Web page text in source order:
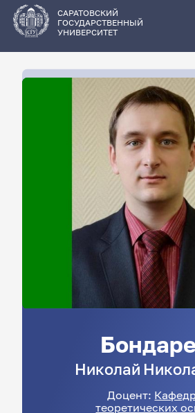
основному
содержанию
САРАТОВСКИЙ
ГОСУДАРСТВЕННЫЙ
УНИВЕРСИТЕТ
Николай
Доцент:
теоретических